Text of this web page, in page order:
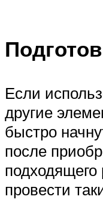
Если
другие
быстро
после
провести